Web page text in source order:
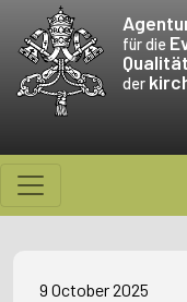
content
für die
Qualität
der
9 October 2025